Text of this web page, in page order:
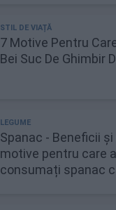
7 Motive Pentru
Bei Suc De Ghimbir
Spanac - Beneficii
motive pentru care
consumați spanac